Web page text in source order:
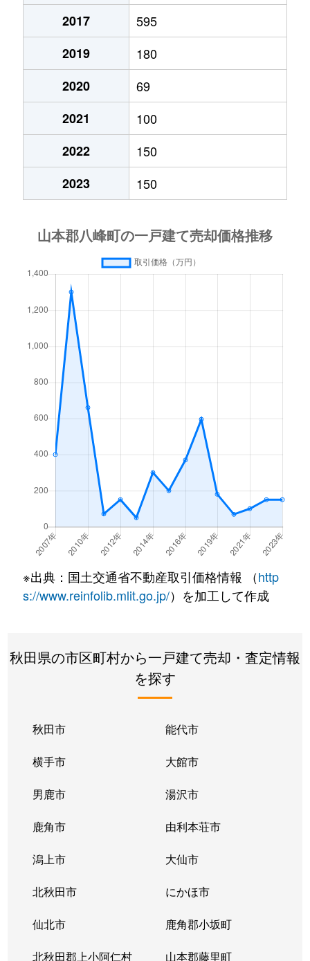
2017
595
2019
180
2020
69
2021
100
2022
150
2023
150
※出典：国土交通省不動産取引価格情報 （http
s://www.reinfolib.mlit.go.jp/）を加工して作成
秋田県の市区町村から一戸建て売却・査定情報
を探す
秋田市 能代市
横手市 大館市
男鹿市 湯沢市
鹿角市 由利本荘市
潟上市 大仙市
北秋田市 にかほ市
仙北市 鹿角郡小坂町
北秋田郡上小阿仁村 山本郡藤里町